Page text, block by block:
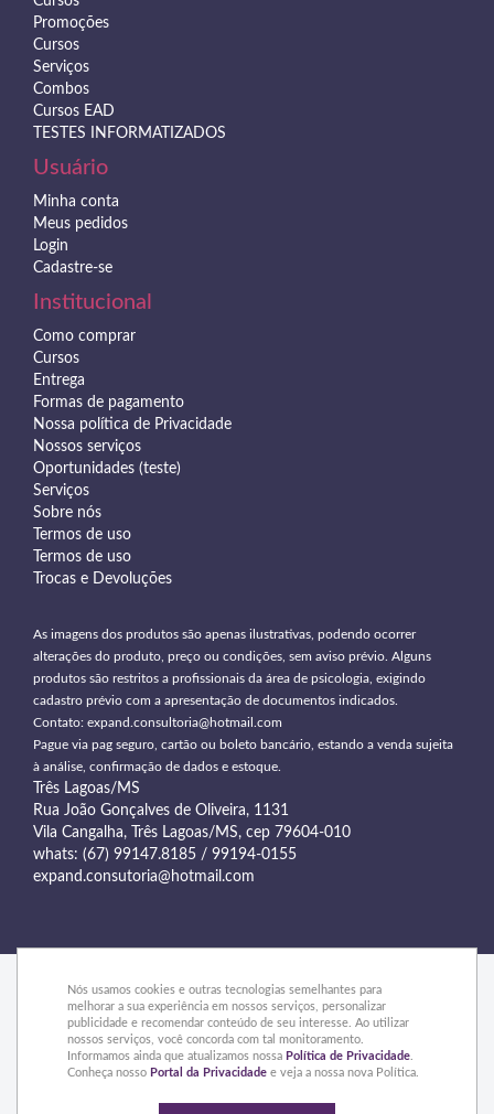
Promoções
Cursos
Serviços
Combos
Cursos EAD
TESTES INFORMATIZADOS
Usuário
Minha conta
Meus pedidos
Login
Cadastre-se
Institucional
Como comprar
Cursos
Entrega
Formas de pagamento
Nossa política de Privacidade
Nossos serviços
Oportunidades (teste)
Serviços
Sobre nós
Termos de uso
Termos de uso
Trocas e Devoluções
As imagens dos produtos são apenas ilustrativas, podendo ocorrer
alterações do produto, preço ou condições, sem aviso prévio. Alguns
produtos são restritos a profissionais da área de psicologia, exigindo
cadastro prévio com a apresentação de documentos indicados.
Contato: expand.consultoria@hotmail.com
Pague via pag seguro, cartão ou boleto bancário, estando a venda sujeita
à análise, confirmação de dados e estoque.
Três Lagoas/MS
Rua João Gonçalves de Oliveira, 1131
Vila Cangalha, Três Lagoas/MS, cep 79604-010
whats: (67) 99147.8185 / 99194-0155
expand.consutoria@hotmail.com
© 2015 Expand - Todos os direitos reservados
Nós usamos cookies e outras tecnologias semelhantes para
melhorar a sua experiência em nossos serviços, personalizar
publicidade e recomendar conteúdo de seu interesse. Ao utilizar
nossos serviços, você concorda com tal monitoramento.
Informamos ainda que atualizamos nossa Política de Privacidade
Conheça nosso Portal da Privacidade e veja a nossa nova Política.